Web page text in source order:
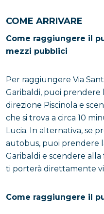
COME ARRIVARE
Come raggiungere il
mezzi pubblici
Per raggiungere Via
Garibaldi, puoi prendere
direzione Piscinola e
che si trova a circa 10
Lucia. In alternativa, se
autobus, puoi prendere
Garibaldi e scendere alla
ti porterà direttamente
Come raggiungere il